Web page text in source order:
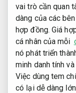
vai trò cần quan
dàng của các
hợp đồng. Giá
cá nhân của mỗi
nó phát triển
minh danh tính
Việc dùng tem
có lại dễ dàng